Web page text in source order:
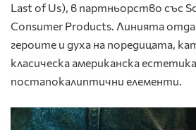
Last of Us), в партньорство със
Consumer Products. Линията
героите и духа на поредицата,
класическа американска
постапокалиптични елементи.